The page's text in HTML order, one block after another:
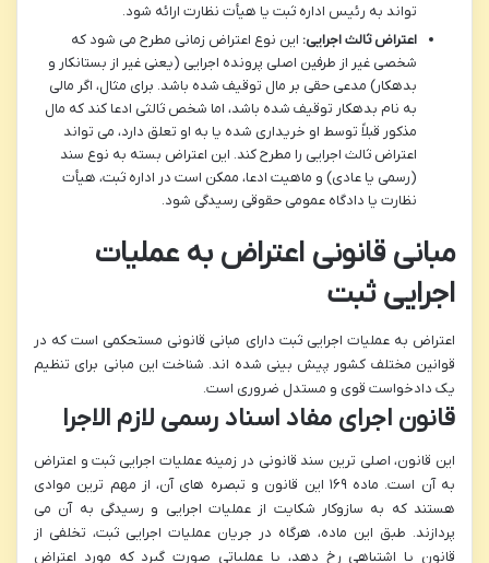
تواند به رئیس اداره ثبت یا هیأت نظارت ارائه شود.
اعتراض ثالث اجرایی: این نوع اعتراض زمانی مطرح می شود که
شخصی غیر از طرفین اصلی پرونده اجرایی (یعنی غیر از بستانکار و
بدهکار) مدعی حقی بر مال توقیف شده باشد. برای مثال، اگر مالی
به نام بدهکار توقیف شده باشد، اما شخص ثالثی ادعا کند که مال
مذکور قبلاً توسط او خریداری شده یا به او تعلق دارد، می تواند
اعتراض ثالث اجرایی را مطرح کند. این اعتراض بسته به نوع سند
(رسمی یا عادی) و ماهیت ادعا، ممکن است در اداره ثبت، هیأت
نظارت یا دادگاه عمومی حقوقی رسیدگی شود.
مبانی قانونی اعتراض به عملیات
اجرایی ثبت
اعتراض به عملیات اجرایی ثبت دارای مبانی قانونی مستحکمی است که در
قوانین مختلف کشور پیش بینی شده اند. شناخت این مبانی برای تنظیم
یک دادخواست قوی و مستدل ضروری است.
قانون اجرای مفاد اسناد رسمی لازم الاجرا
این قانون، اصلی ترین سند قانونی در زمینه عملیات اجرایی ثبت و اعتراض
به آن است. ماده ۱۶۹ این قانون و تبصره های آن، از مهم ترین موادی
هستند که به سازوکار شکایت از عملیات اجرایی و رسیدگی به آن می
پردازند. طبق این ماده، هرگاه در جریان عملیات اجرایی ثبت، تخلفی از
قانون یا اشتباهی رخ دهد، یا عملیاتی صورت گیرد که مورد اعتراض